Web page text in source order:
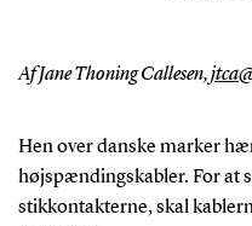
Af Jane Thoning Callesen,
Hen over danske marker
højspændingskabler. For at
stikkontakterne, skal